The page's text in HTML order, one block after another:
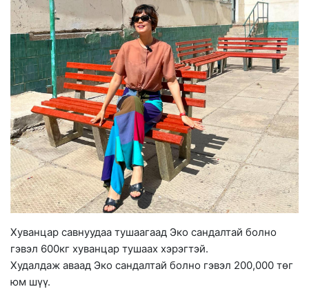
Хуванцар савнуудаа тушаагаад Эко сандалтай болно
гэвэл 600кг хуванцар тушаах хэрэгтэй.
Худалдаж аваад Эко сандалтай болно гэвэл 200,000 төг
юм шүү.